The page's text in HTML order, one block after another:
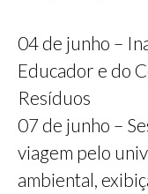
04 de junho –
Educador e do
Resíduos
07 de junho –
viagem pelo
ambiental,